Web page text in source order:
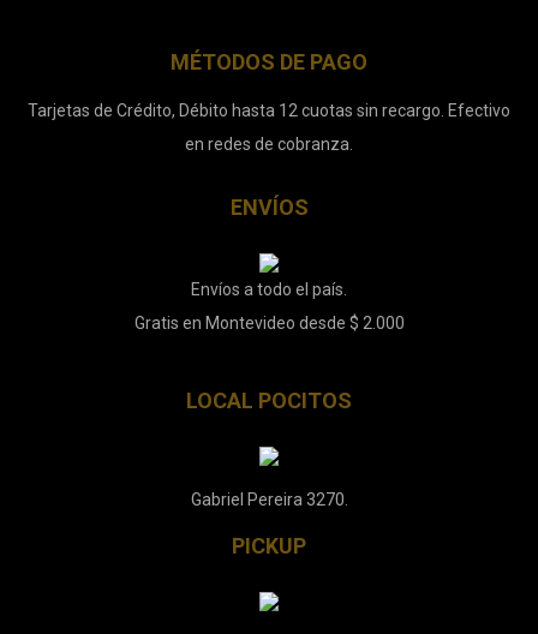
MÉTODOS DE PAGO
Tarjetas de Crédito, Débito hasta 12 cuotas sin recargo. Efectivo
en redes de cobranza.
ENVÍOS
Envíos a todo el país.
Gratis en Montevideo desde $ 2.000
LOCAL POCITOS
Gabriel Pereira 3270.
PICKUP